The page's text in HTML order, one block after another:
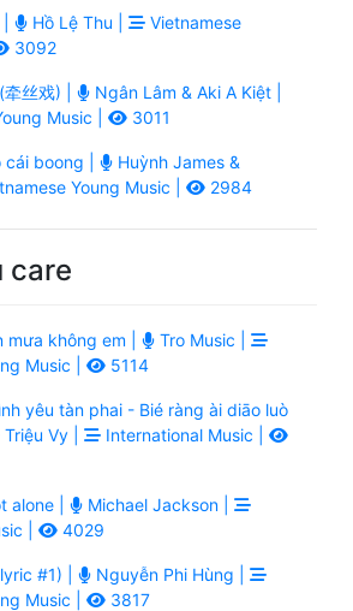
Hồ Lệ Thu |
Vietnamese
3092
丝戏) |
Ngân Lâm & Aki A Kiệt |
Music |
3011
boong |
Huỳnh James &
Young Music | 2984
care
không em |
Tro Music |
Music |
5114
yêu tàn phai - Bié ràng ài diāo luò
Triệu Vy |
International Music |
alone |
Michael Jackson |
|
4029
#1) |
Nguyễn Phi Hùng |
Music |
3817